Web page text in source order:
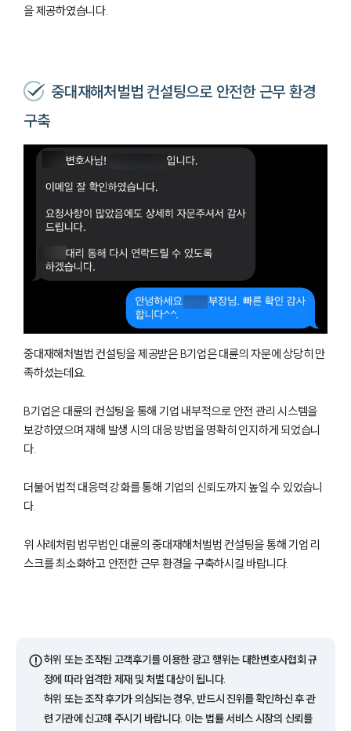
그룹소개
대륜의 강점
오시는 길
글로벌 파트너 로펌
고객의 소리
을 제공하였습니다.
중대재해처벌법 컨설팅으로 안전한 근무 환경
구축
중대재해처벌법 컨설팅을 제공받은 B기업은 대륜의 자문에 상당히 만
족하셨는데요.
B기업은 대륜의 컨설팅을 통해 기업 내부적으로 안전 관리 시스템을
보강하였으며 재해 발생 시의 대응 방법을 명확히 인지하게 되었습니
다.
더불어 법적 대응력 강화를 통해 기업의 신뢰도까지 높일 수 있었습니
다.
위 사례처럼 법무법인 대륜의 중대재해처벌법 컨설팅을 통해 기업 리
스크를 최소화하고 안전한 근무 환경을 구축하시길 바랍니다.
⚠️허위 또는 조작된 고객후기를 이용한 광고 행위는 대한변호사협회 규
정에 따라 엄격한 제재 및 처벌 대상이 됩니다.
허위 또는 조작 후기가 의심되는 경우, 반드시 진위를 확인하신 후 관
련 기관에 신고해 주시기 바랍니다. 이는 법률 서비스 시장의 신뢰를